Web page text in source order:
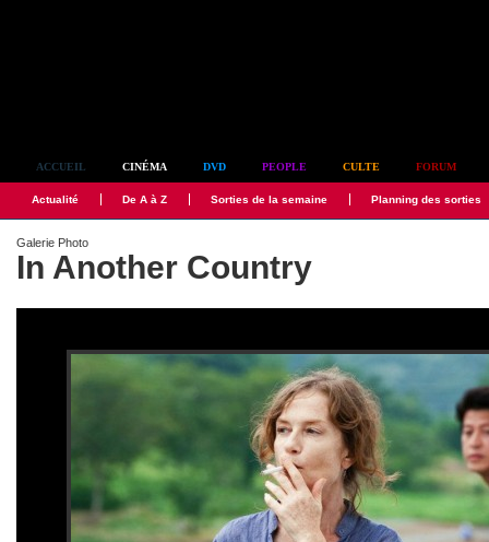
ACCUEIL CINÉMA DVD PEOPLE CULTE FORUM
Actualité De A à Z Sorties de la semaine Planning des sorties
Galerie Photo
In Another Country